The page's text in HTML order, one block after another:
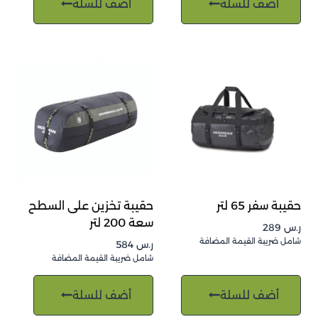
أضف للسلة أضف للسلة
حقيبة سفر 65 لتر
ر.س
شامل ضريبة القيمة المضافة
أضف للسلة
حقيبة تخزين على السطح
سعة 200 لتر
ر.س
شامل ضريبة القيمة المضافة
أضف للسلة